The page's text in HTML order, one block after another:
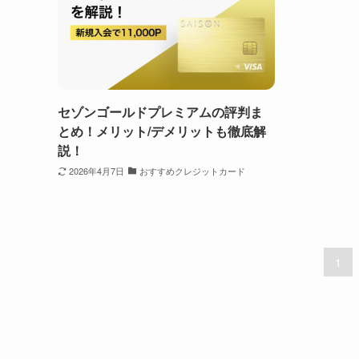
セゾンゴールドプレミアムの評判ま
とめ！メリット/デメリットも徹底解
説！
2026年4月7日 おすすめクレジットカード
1